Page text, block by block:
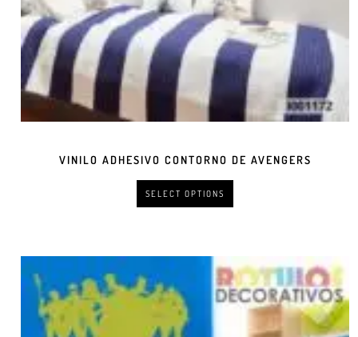
VINILO ADHESIVO CONTORNO DE AVENGERS
SELECT OPTIONS